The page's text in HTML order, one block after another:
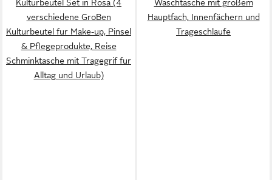
Kulturbeutel Set in Rosa (4
verschiedene GroBen
Kulturbeutel fur Make-up, Pinsel
& Pflegeprodukte, Reise
Schminktasche mit Tragegrif fur
Alltag und Urlaub)
Waschtasche mit großem
Hauptfach, Innenfächern und
Trageschlaufe